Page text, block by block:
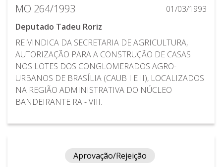
MO 264/1993
01/03/1993
Deputado Tadeu Roriz
REIVINDICA DA SECRETARIA DE AGRICULTURA,
AUTORIZAÇÃO PARA A CONSTRUÇÃO DE CASAS
NOS LOTES DOS CONGLOMERADOS AGRO-
URBANOS DE BRASÍLIA (CAUB I E II), LOCALIZADOS
NA REGIÃO ADMINISTRATIVA DO NÚCLEO
BANDEIRANTE RA - VIII.
Aprovação/Rejeição